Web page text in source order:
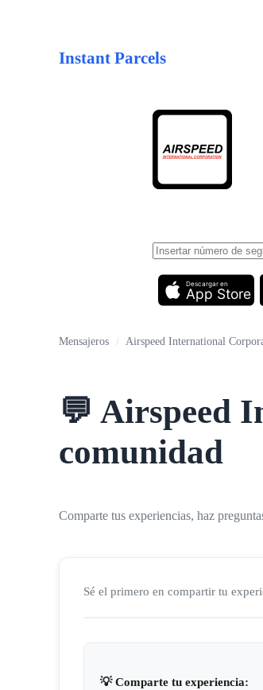
Instant Parcels
App Store
Descargar en
Mensajeros / Airspeed International
💬Airspeed
comunidad
Comparte tus experiencias, haz
Sé el primero en compartir tu
💡 Comparte tu experiencia: